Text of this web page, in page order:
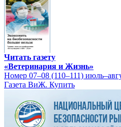
Читать газету
«Ветеринария и Жизнь»
Номер 07–08 (110–111)
Газета ВиЖ. Купить